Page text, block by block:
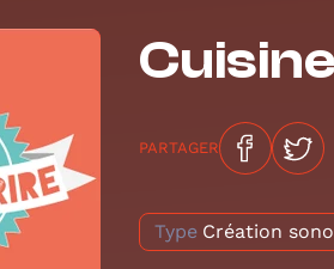
PARTAGER
Type Création